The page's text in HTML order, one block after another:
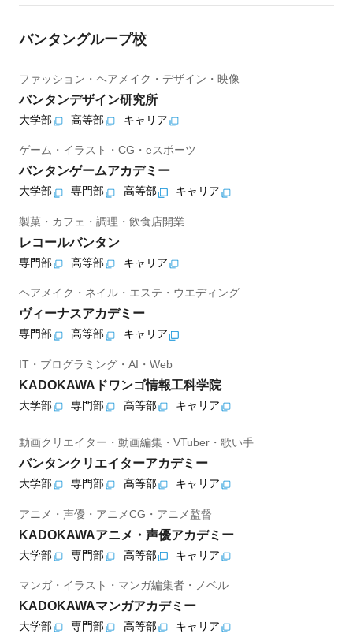
バンタングループ校
ファッション・ヘアメイク・デザイン・映像
バンタンデザイン研究所
大学部 高等部 キャリア
ゲーム・イラスト・CG・eスポーツ
バンタンゲームアカデミー
大学部 専門部 高等部 キャリア
製菓・カフェ・調理・飲食店開業
レコールバンタン
専門部 高等部 キャリア
ヘアメイク・ネイル・エステ・ウエディング
ヴィーナスアカデミー
専門部 高等部 キャリア
IT・プログラミング・AI・Web
KADOKAWAドワンゴ情報工科学院
大学部 専門部 高等部 キャリア
動画クリエイター・動画編集・VTuber・歌い手
バンタンクリエイターアカデミー
大学部 専門部 高等部 キャリア
アニメ・声優・アニメCG・アニメ監督
KADOKAWAアニメ・声優アカデミー
大学部 専門部 高等部 キャリア
マンガ・イラスト・マンガ編集者・ノベル
KADOKAWAマンガアカデミー
大学部 専門部 高等部 キャリア